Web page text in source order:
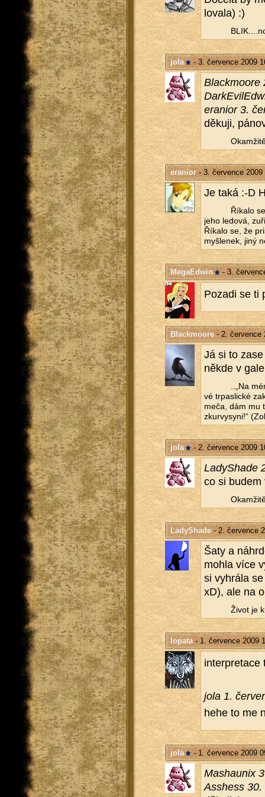
lo­va­la) :)
jola - 3. července 2009
Blackmo­o­re
era­ni­or 3.
dě­ku­ji,
eranior- 3. července 2009
Je taká :-D
Ří­ka­lo
jeho le­do­vá,
Ří­ka­lo se, že
myš­le­nek, jiný
MegaEdwin - 3.
Po­za­di se ti
Blackmoore- 2. července
Já si to
někde v
..„Na
vé tr­pas­lic­ké
meča, dám mu
zkur­vy­sy­ni!“
jola - 2. července 2009
La­dySha­de
co si budem
LadyShade- 2. července
Šaty a
mohla více
si vy­hrá­la
xD), ale na
Život je
lopata- 1. července 2009
in­ter­pre­ta­ce
jola 1.
hehe to me
jola - 1. července 2009
Ma­shaunix
Asshess 30.